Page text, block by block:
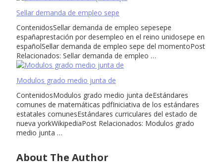
Sellar demanda de empleo sepe
ContenidosSellar demanda de empleo sepesepe
españaprestación por desempleo en el reino unidosepe en
españolSellar demanda de empleo sepe del momentoPost
Relacionados: Sellar demanda de empleo …
Modulos grado medio junta de
ContenidosModulos grado medio junta deEstándares
comunes de matemáticas pdfIniciativa de los estándares
estatales comunesEstándares curriculares del estado de
nueva yorkWikipediaPost Relacionados: Modulos grado
medio junta …
About The Author